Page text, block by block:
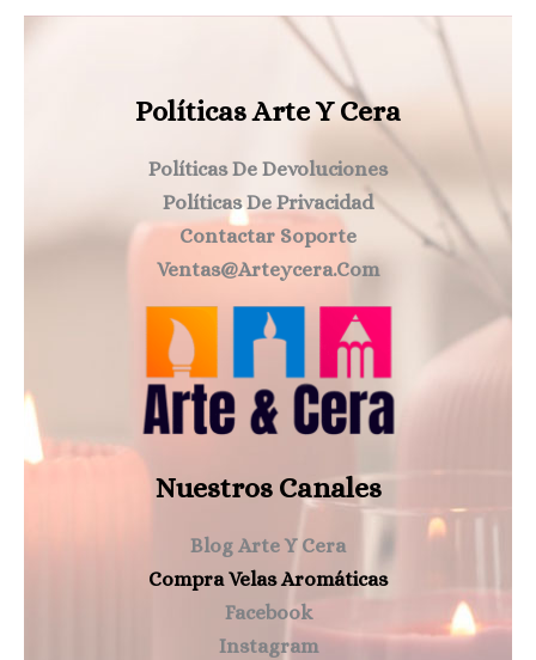
Políticas Arte Y Cera
Políticas De Devoluciones
Políticas De Privacidad
Contactar Soporte
Ventas@arteycera.com
Nuestros Canales
Blog Arte Y Cera
Compra Velas Aromáticas
Facebook
Instagram